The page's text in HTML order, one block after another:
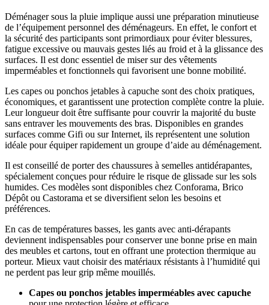
Déménager sous la pluie implique aussi une préparation minutieuse
de l’équipement personnel des déménageurs. En effet, le confort et
la sécurité des participants sont primordiaux pour éviter blessures,
fatigue excessive ou mauvais gestes liés au froid et à la glissance des
surfaces. Il est donc essentiel de miser sur des vêtements
imperméables et fonctionnels qui favorisent une bonne mobilité.
Les capes ou ponchos jetables à capuche sont des choix pratiques,
économiques, et garantissent une protection complète contre la pluie.
Leur longueur doit être suffisante pour couvrir la majorité du buste
sans entraver les mouvements des bras. Disponibles en grandes
surfaces comme Gifi ou sur Internet, ils représentent une solution
idéale pour équiper rapidement un groupe d’aide au déménagement.
Il est conseillé de porter des chaussures à semelles antidérapantes,
spécialement conçues pour réduire le risque de glissade sur les sols
humides. Ces modèles sont disponibles chez Conforama, Brico
Dépôt ou Castorama et se diversifient selon les besoins et
préférences.
En cas de températures basses, les gants avec anti-dérapants
deviennent indispensables pour conserver une bonne prise en main
des meubles et cartons, tout en offrant une protection thermique au
porteur. Mieux vaut choisir des matériaux résistants à l’humidité qui
ne perdent pas leur grip même mouillés.
Capes ou ponchos jetables imperméables avec capuche